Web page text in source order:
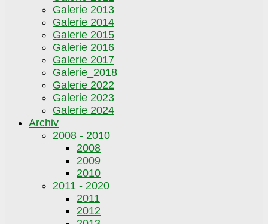
Galerie 2013
Galerie 2014
Galerie 2015
Galerie 2016
Galerie 2017
Galerie_2018
Galerie 2022
Galerie 2023
Galerie 2024
Archiv
2008 - 2010
2008
2009
2010
2011 - 2020
2011
2012